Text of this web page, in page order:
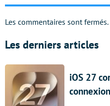
Les commentaires sont fermés.
Les derniers articles
iOS 27